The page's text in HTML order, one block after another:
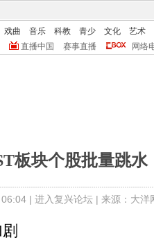
戏曲 音乐 科教 青少 文化
艺术
直播中国 赛事直播 网络
板块个股批量跳水
| 进入复兴论坛 | 来源：大